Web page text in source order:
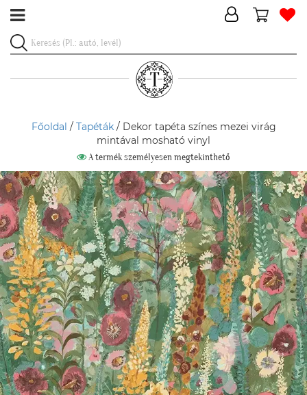
Főoldal / Tapéták/ Dekor tapéta színes mezei virág
mintával mosható vinyl
A termék személyesen megtekinthető